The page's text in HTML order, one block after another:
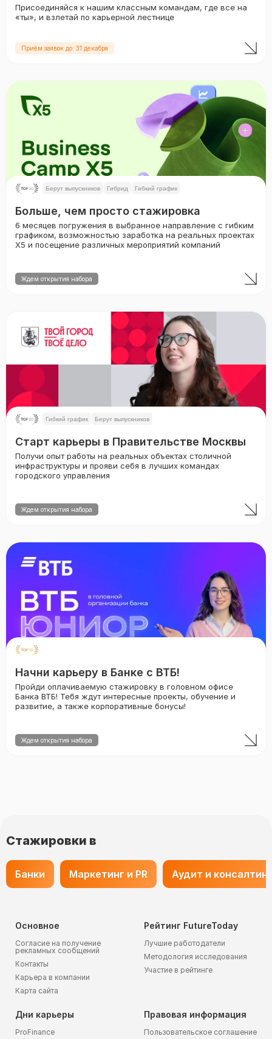
Присоединяйся к нашим классным командам, где все на
«ты», и взлетай по карьерной лестнице
Приём заявок до: 31 декабря
Берут выпускников Гибрид Гибкий график
Больше, чем просто стажировка
6 месяцев погружения в выбранное направление с гибким
графиком, возможностью заработка на реальных проектах
X5 и посещение различных мероприятий компаний
Ждем открытия набора
Гибкий график Берут выпускников
Старт карьеры в Правительстве Москвы
Получи опыт работы на реальных объектах столичной
инфраструктуры и прояви себя в лучших командах
городского управления
Ждем открытия набора
Начни карьеру в Банке с ВТБ!
Пройди оплачиваемую стажировку в головном офисе
Банка ВТБ! Тебя ждут интересные проекты, обучение и
развитие, а также корпоративные бонусы!
Ждем открытия набора
Стажировки в
Банки Маркетинг и PR Аудит и консалтинг
Основное
Согласие на получение
рекламных сообщений
Контакты
Карьера в компании
Карта сайта
Рейтинг FutureToday
Лучшие работодатели
Методология исследования
Участие в рейтинге
Дни карьеры
ProFinance
Правовая информация
Пользовательское соглашение